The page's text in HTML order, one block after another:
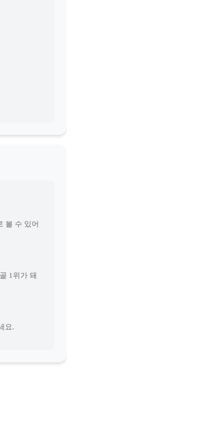
볼 수 있어
1위가 돼
요.